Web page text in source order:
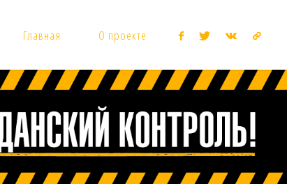
Главная О проекте